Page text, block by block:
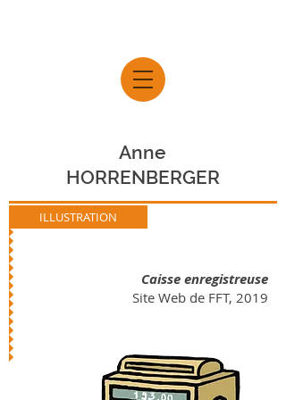
Anne
HORRENBERGER
ILLUSTRATION
Caisse enregistreuse
Site Web de FFT, 2019